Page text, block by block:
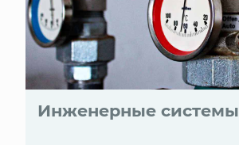
Инженерные системы